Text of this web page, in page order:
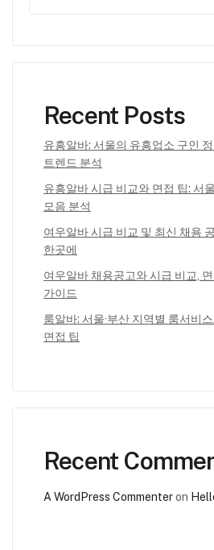
Recent Posts
유흥알바: 서울의 유흥업소 구인
트렌드 분석
유흥알바 시급 비교와 면접 팁: 서
모음 분석
여우알바 시급 비교 및 최신 채용
한곳에
여우알바 채용공고와 시급 비교,
가이드
룸알바: 서울·부산 지역별 룸서비
면접 팁
Recent
A WordPress Commenteron